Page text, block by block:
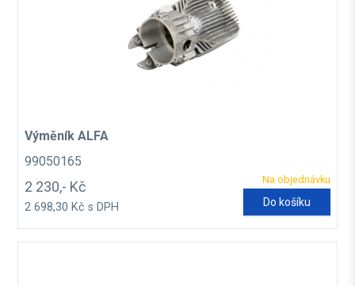
Výměník ALFA
99050165
Na objednávku
2 230,- Kč
2 698,30 Kč s DPH Do košíku